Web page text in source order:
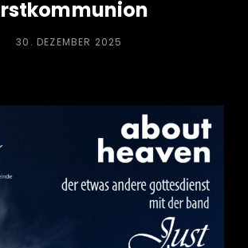
POSTED
30. DEZEMBER 2025